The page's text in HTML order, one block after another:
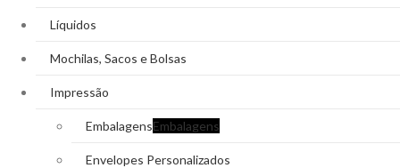
Líquidos
Mochilas, Sacos e Bolsas
Impressão
EmbalagensEmbalagens
Envelopes Personalizados